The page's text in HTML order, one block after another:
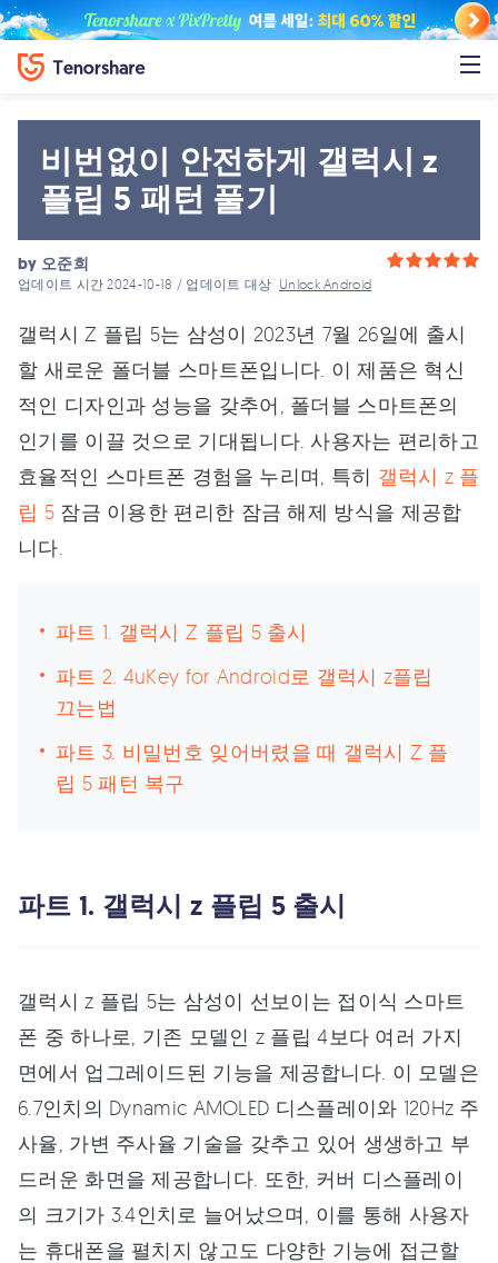
비번없이 안전하게 갤럭시 z
플립 5 패턴 풀기
by 오준희
업데이트 시간 2024-10-18 / 업데이트 대상 Unlock Android
갤럭시 Z 플립 5는 삼성이 2023년 7월 26일에 출시
할 새로운 폴더블 스마트폰입니다. 이 제품은 혁신
적인 디자인과 성능을 갖추어, 폴더블 스마트폰의
인기를 이끌 것으로 기대됩니다. 사용자는 편리하고
효율적인 스마트폰 경험을 누리며, 특히 갤럭시 z 플
립 5잠금 이용한 편리한 잠금 해제 방식을 제공합
니다.
파트 1. 갤럭시 Z 플립 5 출시
파트 2. 4uKey for Android로 갤럭시 z플립
끄는법
파트 3. 비밀번호 잊어버렸을 때 갤럭시 Z 플
립 5 패턴 복구
파트 1. 갤럭시 z 플립 5 출시
갤럭시 z 플립 5는 삼성이 선보이는 접이식 스마트
폰 중 하나로, 기존 모델인 z 플립 4보다 여러 가지
면에서 업그레이드된 기능을 제공합니다. 이 모델은
6.7인치의 Dynamic AMOLED 디스플레이와 120Hz 주
사율, 가변 주사율 기술을 갖추고 있어 생생하고 부
드러운 화면을 제공합니다. 또한, 커버 디스플레이
의 크기가 3.4인치로 늘어났으며, 이를 통해 사용자
는 휴대폰을 펼치지 않고도 다양한 기능에 접근할